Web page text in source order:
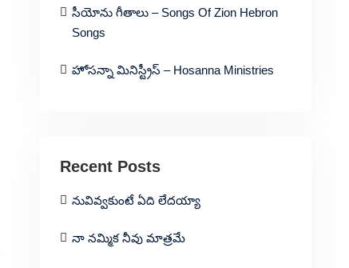
సీయోను గీతాలు – Songs Of Zion Hebron
Songs
హోసన్నా మినిస్ట్రీస్ – Hosanna Ministries
Recent Posts
నువివ్వకుంటే ఏది లేదయ్యా
నా నమ్మిక నీవు మాత్రమే